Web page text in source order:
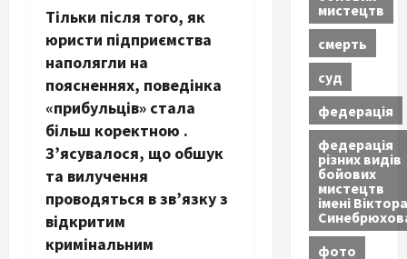
Тільки після того, як
юристи підприємства
наполягли на
поясненнях, поведінка
«прибульців» стала
більш коректною .
З’ясувалося, що обшук
та вилучення
проводяться в зв’язку з
відкритим
кримінальним
мистецтв
смерть
суд
федерація
федерація
різних видів
бойових
мистецтв
імені Віктора
фото